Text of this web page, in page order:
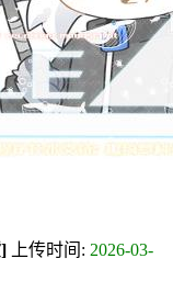
上传时间: 2026-03-